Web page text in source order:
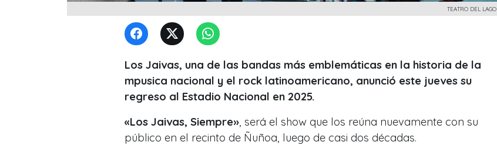
TEATRO DEL LAGO
Los Jaivas, una de las bandas más emblemáticas en la historia de la
mpusica nacional y el rock latinoamericano, anunció este jueves su
regreso al Estadio Nacional en 2025.
«Los Jaivas, Siempre» , será el show que los reúna nuevamente con su
público en el recinto de Ñuñoa, luego de casi dos décadas.